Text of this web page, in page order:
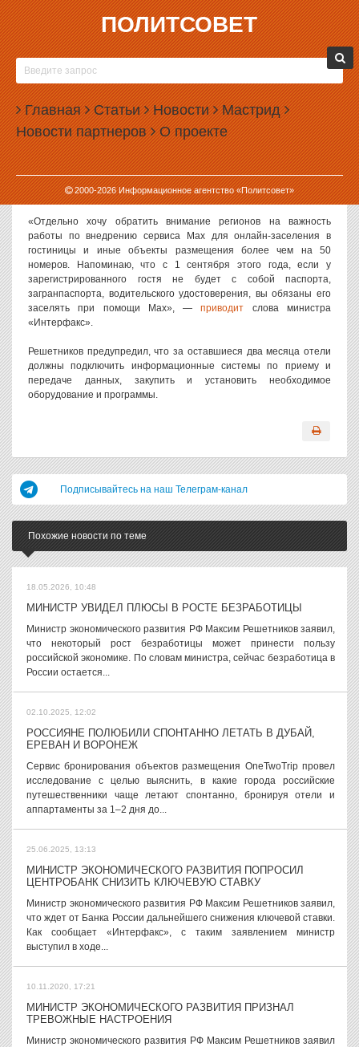
ПОЛИТСОВЕТ
Главная Статьи Новости Мастрид
Новости партнеров О проекте
2000-2026Информационное агентство «Политсовет»
07.07.2026, 17:16
ОТЕЛИ ОБЯЗАЛИ ЗАСЕЛЯТЬ РОССИЯН ПО
МЕССЕНДЖЕРУ MAX
Российские отели с сентября этого года будут обязаны заселять
гостей, у которых нет с собой паспорта, с помощью мессенджера
Max.
О таком нововведении отельерам напомнил министр
экономического развития РФ Максим Решетников.
«Отдельно хочу обратить внимание регионов на важность
работы по внедрению сервиса Max для онлайн-заселения в
гостиницы и иные объекты размещения более чем на 50
номеров. Напоминаю, что с 1 сентября этого года, если у
зарегистрированного гостя не будет с собой паспорта,
загранпаспорта, водительского удостоверения, вы обязаны его
заселять при помощи Max», —приводит слова министра
«Интерфакс».
Решетников предупредил, что за оставшиеся два месяца отели
должны подключить информационные системы по приему и
передаче данных, закупить и установить необходимое
оборудование и программы.
Подписывайтесь на наш Телеграм-канал
Похожие новости по теме
18.05.2026, 10:48
МИНИСТР УВИДЕЛ ПЛЮСЫ В РОСТЕ БЕЗРАБОТИЦЫ
Министр экономического развития РФ Максим Решетников заявил,
что некоторый рост безработицы может принести пользу
российской экономике. По словам министра, сейчас безработица в
России остается...
02.10.2025, 12:02
РОССИЯНЕ ПОЛЮБИЛИ СПОНТАННО ЛЕТАТЬ В ДУБАЙ,
ЕРЕВАН И ВОРОНЕЖ
Сервис бронирования объектов размещения OneTwoTrip провел
исследование с целью выяснить, в какие города российские
путешественники чаще летают спонтанно, бронируя отели и
аппартаменты за 1–2 дня до...
25.06.2025, 13:13
МИНИСТР ЭКОНОМИЧЕСКОГО РАЗВИТИЯ ПОПРОСИЛ
ЦЕНТРОБАНК СНИЗИТЬ КЛЮЧЕВУЮ СТАВКУ
Министр экономического развития РФ Максим Решетников заявил,
что ждет от Банка России дальнейшего снижения ключевой ставки.
Как сообщает «Интерфакс», с таким заявлением министр
выступил в ходе...
10.11.2020, 17:21
МИНИСТР ЭКОНОМИЧЕСКОГО РАЗВИТИЯ ПРИЗНАЛ
ТРЕВОЖНЫЕ НАСТРОЕНИЯ
Министр экономического развития РФ Максим Решетников заявил